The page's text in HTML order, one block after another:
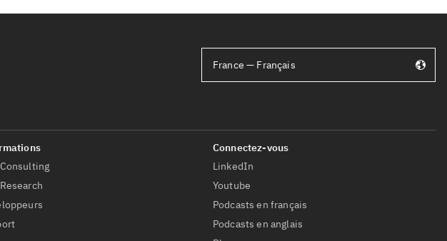
LinkedIn
Youtube
Podcasts en français
Podcasts en anglais
France — Français